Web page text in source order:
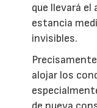
que llevará
estancia
invisibles.
alojar los